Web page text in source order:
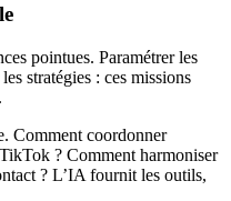
pointues. Paramétrer les
stratégies : ces missions
Comment coordonner
? Comment harmoniser
? L’IA fournit les outils,